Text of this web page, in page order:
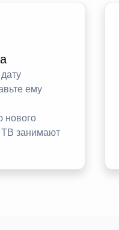
ему
нового
ТВ занимают